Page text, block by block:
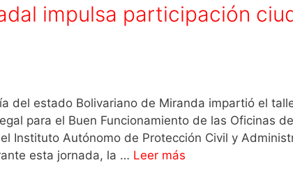
impulsa participación
del estado Bolivariano de Miranda impartió el
para el Buen Funcionamiento de las Oficinas
Instituto Autónomo de Protección Civil y
esta jornada, la … Leer más